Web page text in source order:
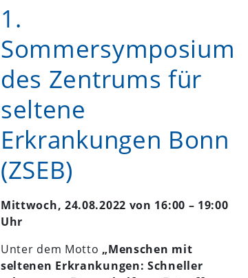
1.
Sommersymposium
des Zentrums für
seltene
Erkrankungen Bonn
(ZSEB)
Mittwoch, 24.08.2022 von 16:00 – 19:00
Uhr
Unter dem Motto „Menschen mit
seltenen Erkrankungen: Schneller